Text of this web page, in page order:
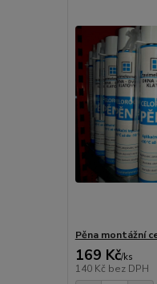
Pěna montážní
169 Kč/ks
140 Kč bez DPH